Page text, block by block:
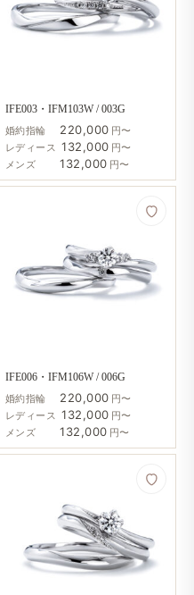
IFE003・IFM103W / 003G
婚約指輪
220,000 円〜
レディース 132,000 円〜
メンズ
132,000 円〜
IFE006・IFM106W / 006G
婚約指輪
220,000 円〜
レディース 132,000 円〜
メンズ
132,000 円〜